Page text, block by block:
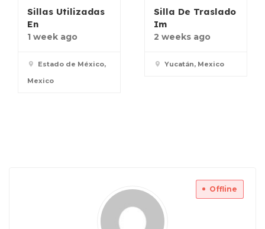
Sillas Utilizadas
En
1 week ago
Estado de México,
Mexico
Silla De Traslado
Im
2 weeks ago
Yucatán, Mexico
Offline